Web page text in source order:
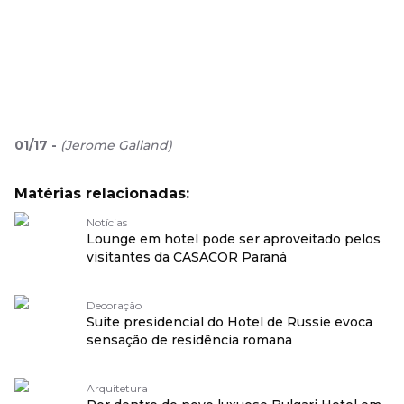
01/17 - (Jerome Galland)
Matérias relacionadas:
Notícias
Lounge em hotel pode ser aproveitado pelos
visitantes da CASACOR Paraná
Decoração
Suíte presidencial do Hotel de Russie evoca
sensação de residência romana
Arquitetura